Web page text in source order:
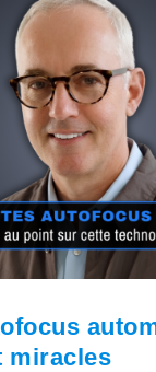
miracles